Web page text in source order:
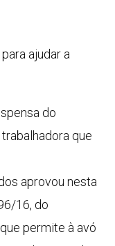
ajudar a
do
que
aprovou nesta
16, do
permite à avó